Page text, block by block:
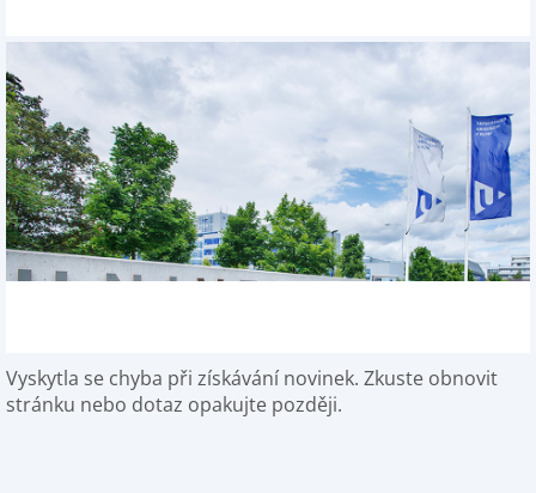
Vyskytla se chyba při získávání novinek. Zkuste obnovit
stránku nebo dotaz opakujte později.